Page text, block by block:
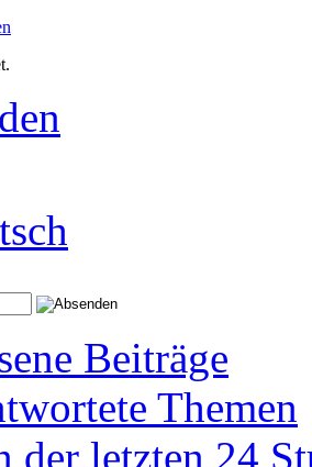
Beiträge
Themen
der letzten 24